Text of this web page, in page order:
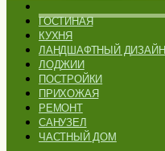
ГОСТИНАЯ
КУХНЯ
ЛАНДШАФТНЫЙ ДИЗАЙН
ЛОДЖИИ
ПОСТРОЙКИ
ПРИХОЖАЯ
РЕМОНТ
САНУЗЕЛ
ЧАСТНЫЙ ДОМ